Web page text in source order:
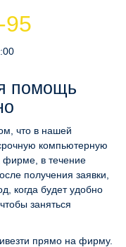
95
помощь
что в нашей
компьютерную
в течение
получения заявки,
когда будет удобно
заняться
прямо на фирму.